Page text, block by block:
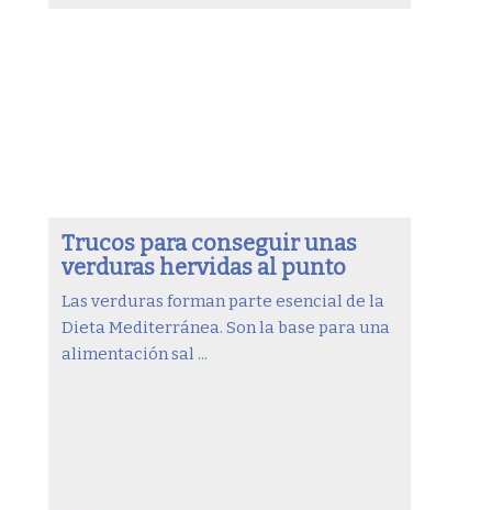
Trucos para conseguir unas
verduras hervidas al punto
Las verduras forman parte esencial de la
Dieta Mediterránea. Son la base para una
alimentación sal ...